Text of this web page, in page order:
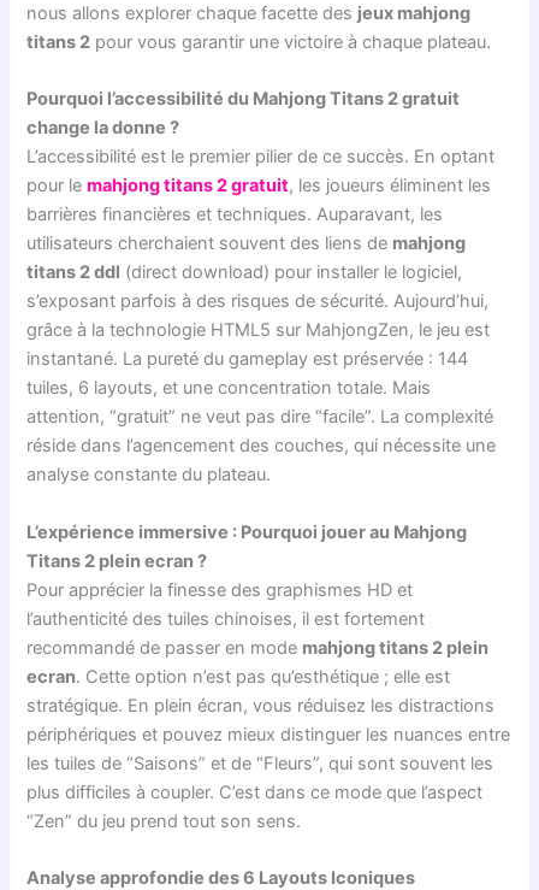
nous allons explorer chaque facette des jeux mahjong
titans 2 pour vous garantir une victoire à chaque plateau.
Pourquoi l’accessibilité du Mahjong Titans 2 gratuit
change la donne ?
L’accessibilité est le premier pilier de ce succès. En optant
pour lemahjong titans 2 gratuit, les joueurs éliminent les
barrières financières et techniques. Auparavant, les
utilisateurs cherchaient souvent des liens de mahjong
titans 2 ddl (direct download) pour installer le logiciel,
s’exposant parfois à des risques de sécurité. Aujourd’hui,
grâce à la technologie HTML5 sur MahjongZen, le jeu est
instantané. La pureté du gameplay est préservée : 144
tuiles, 6 layouts, et une concentration totale. Mais
attention, “gratuit” ne veut pas dire “facile”. La complexité
réside dans l’agencement des couches, qui nécessite une
analyse constante du plateau.
L’expérience immersive : Pourquoi jouer au Mahjong
Titans 2 plein ecran ?
Pour apprécier la finesse des graphismes HD et
l’authenticité des tuiles chinoises, il est fortement
recommandé de passer en mode mahjong titans 2 plein
ecran. Cette option n’est pas qu’esthétique ; elle est
stratégique. En plein écran, vous réduisez les distractions
périphériques et pouvez mieux distinguer les nuances entre
les tuiles de “Saisons” et de “Fleurs”, qui sont souvent les
plus difficiles à coupler. C’est dans ce mode que l’aspect
“Zen” du jeu prend tout son sens.
Analyse approfondie des 6 Layouts Iconiques